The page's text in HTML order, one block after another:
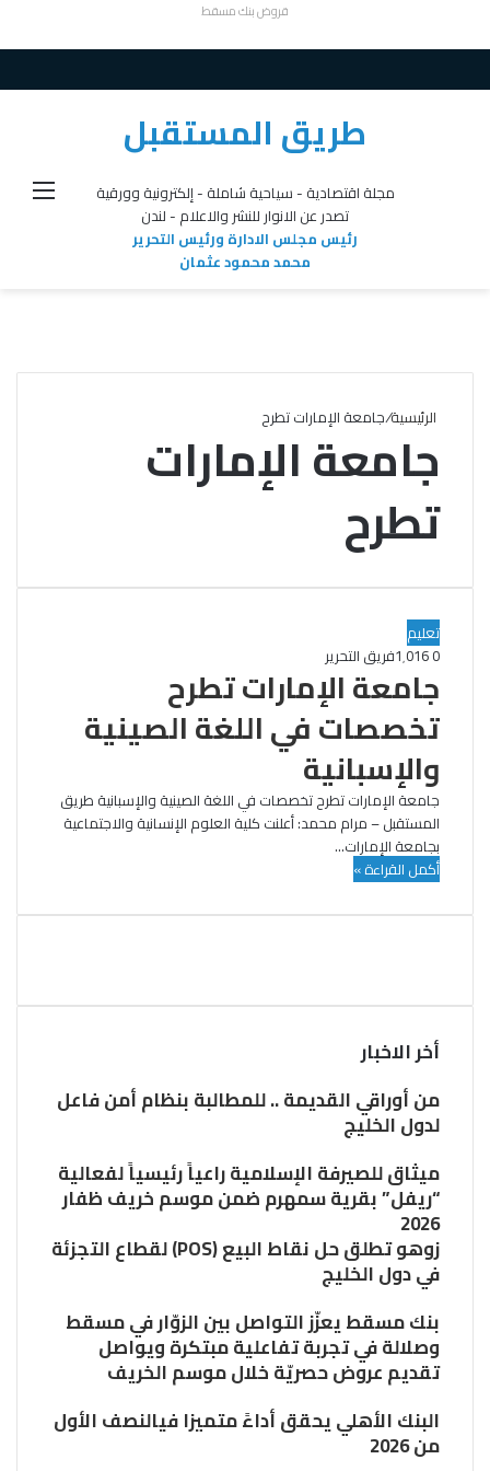
قروض بنك مسقط
طريق المستقبل
مجلة اقتصادية - سياحية شاملة - إلكترونية وورقية
تصدر عن الانوار للنشر والاعلام - لندن
رئيس مجلس الادارة ورئيس التحرير
محمد محمود عثمان
الرئيسية/جامعة الإمارات تطرح
جامعة الإمارات
تطرح
تعليم
فريق التحرير
0
جامعة الإمارات تطرح
تخصصات في اللغة الصينية
والإسبانية
جامعة الإمارات تطرح تخصصات في اللغة الصينية والإسبانية طريق
المستقبل – مرام محمد: أعلنت كلية العلوم الإنسانية والاجتماعية
بجامعة الإمارات…
أكمل القراءة »
أخر الاخبار
من أوراقي القديمة .. للمطالبة بنظام أمن فاعل
لدول الخليج
ميثاق للصيرفة الإسلامية راعياً رئيسياً لفعالية
“ريفل” بقرية سمهرم ضمن موسم خريف ظفار
2026
زوهو تطلق حل نقاط البيع (POS) لقطاع التجزئة
في دول الخليج
بنك مسقط يعزّز التواصل بين الزوّار في مسقط
وصلالة في تجربة تفاعلية مبتكرة ويواصل
تقديم عروض حصريّة خلال موسم الخريف
البنك الأهلي يحقق أداءً متميزا فيالنصف الأول
من 2026